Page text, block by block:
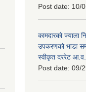
Post date: 10/
कामदारको ज्याला
उपकरणको भाडा
स्वीकृत दररेट
Post date: 09/